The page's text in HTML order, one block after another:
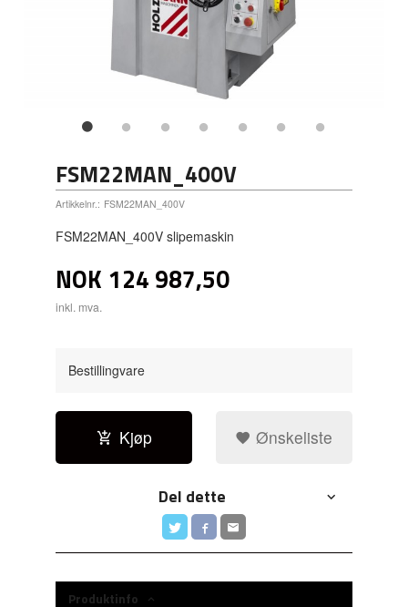
FSM22MAN_400V
Artikkelnr.: FSM22MAN_400V
FSM22MAN_400V slipemaskin
NOK 124 987,50
inkl. mva.
Bestillingvare
Kjøp Ønskeliste
Del dette
Produktinfo